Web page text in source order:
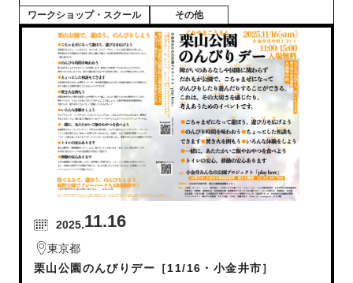
ワークショップ・スクール その他
2025.11.16
東京都
栗山公園のんびりデー［11/16・小金井市］